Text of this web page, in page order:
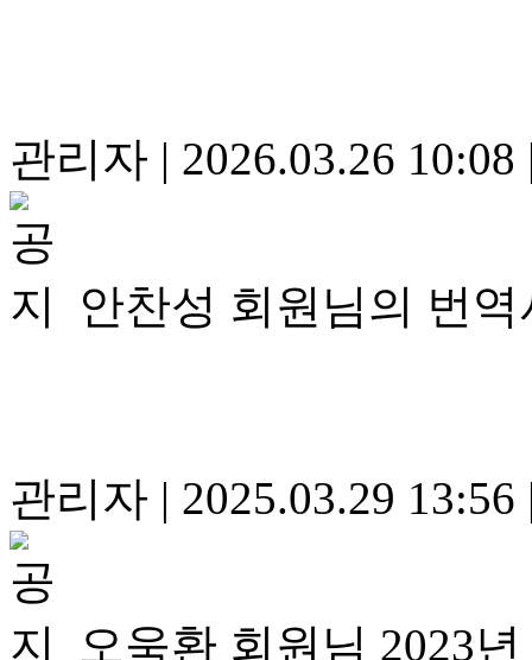
관리자 | 2026.03.26 10:08
안찬성 회원님의 번
관리자 | 2025.03.29 13:56
오욱환 회원님 2023